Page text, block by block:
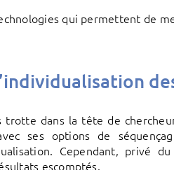
qui permettent de
trotte dans la tête de
ses options de
Cependant, privé
escomptés.